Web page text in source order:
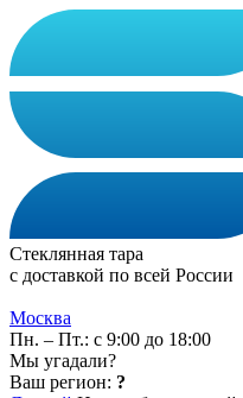
Стеклянная тара
с доставкой по всей России
Москва
Пн. – Пт.: с 9:00 до 18:00
Мы угадали?
Ваш регион: ?